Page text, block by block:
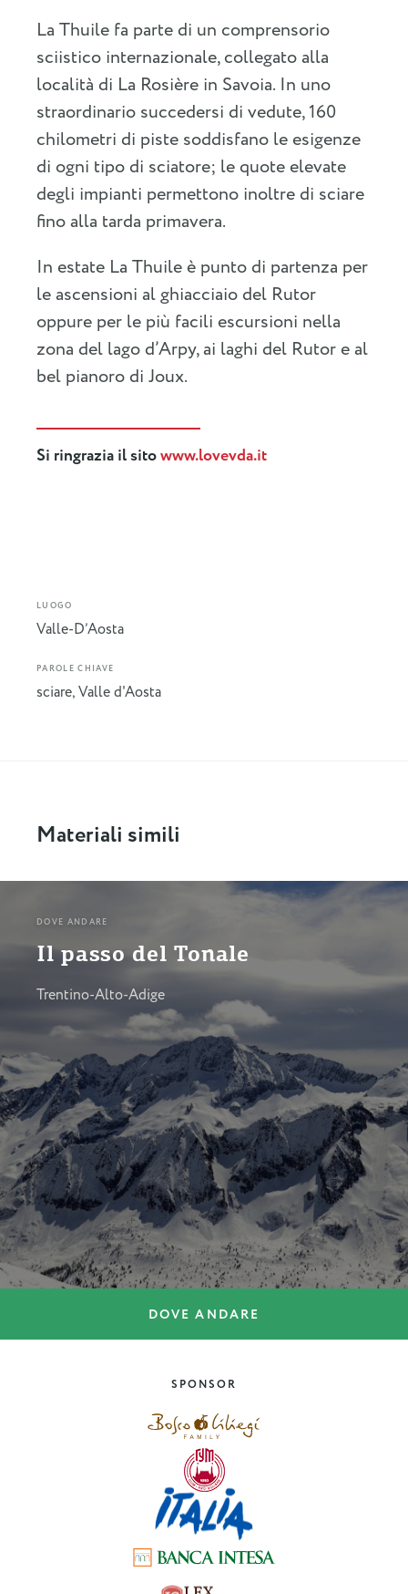
La Thuile fa parte di un comprensorio
sciistico internazionale, collegato alla
località di La Rosière in Savoia. In uno
straordinario succedersi di vedute, 160
chilometri di piste soddisfano le esigenze
di ogni tipo di sciatore; le quote elevate
degli impianti permettono inoltre di sciare
fino alla tarda primavera.
In estate La Thuile è punto di partenza per
le ascensioni al ghiacciaio del Rutor
oppure per le più facili escursioni nella
zona del lago d’Arpy, ai laghi del Rutor e al
bel pianoro di Joux.
Si ringrazia il sitowww.lovevda.it
LUOGO
Valle-D’Aosta
PAROLE CHIAVE
sciare,Valle d'Aosta
Materiali simili
DOVE ANDARE
Il passo del Tonale
Trentino-Alto-Adige
DOVE ANDARE
SPONSOR